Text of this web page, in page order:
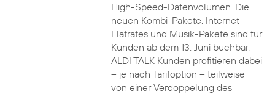
High-Speed-Datenvolumen. Die
neuen Kombi-Pakete, Internet-
Flatrates und Musik-Pakete sind für
Kunden ab dem 13. Juni buchbar.
ALDI TALK Kunden profitieren dabei
– je nach Tarifoption – teilweise
von einer Verdoppelung des